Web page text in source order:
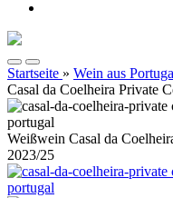
Startseite » Wein aus
Casal da Coelheira Private
Weißwein Casal da
2023/25